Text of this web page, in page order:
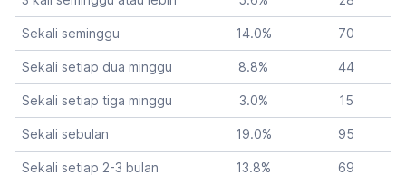
Sekali seminggu 14.0% 70
Sekali setiap dua minggu 8.8% 44
Sekali setiap tiga minggu 3.0% 15
Sekali sebulan 19.0% 95
Sekali setiap 2-3 bulan 13.8% 69